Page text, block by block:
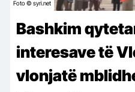
Foto © syri.net
Bashkim
interesave të
vlonjatë